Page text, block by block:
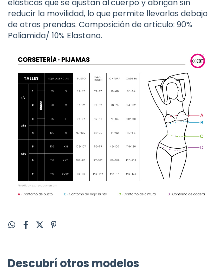
elásticas que se ajustan al cuerpo y abrigan sin
reducir la movilidad, lo que permite llevarlas debajo
de otras prendas. Composición de articulo: 90%
Poliamida/ 10% Elastano.
Descubrí otros modelos